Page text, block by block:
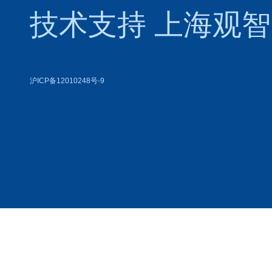
技术支持 上海观
沪ICP备12010248号-9